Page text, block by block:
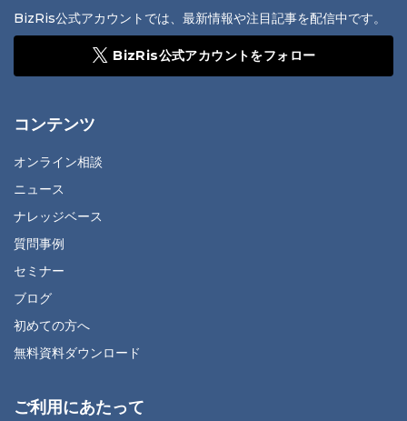
BizRis公式アカウントでは、最新情報や注目記事を配信中です。
BizRis公式アカウントをフォロー
コンテンツ
オンライン相談
ニュース
ナレッジベース
質問事例
セミナー
ブログ
初めての方へ
無料資料ダウンロード
ご利用にあたって